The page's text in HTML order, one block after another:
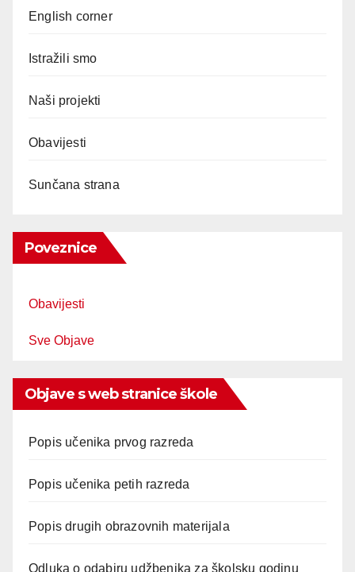
English corner
Istražili smo
Naši projekti
Obavijesti
Sunčana strana
Poveznice
Obavijesti
Sve Objave
Objave s web stranice škole
Popis učenika prvog razreda
Popis učenika petih razreda
Popis drugih obrazovnih materijala
Odluka o odabiru udžbenika za školsku godinu